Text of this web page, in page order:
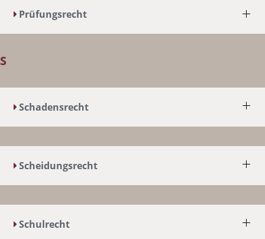
Prüfungsrecht
S
Schadensrecht
Scheidungsrecht
Schulrecht